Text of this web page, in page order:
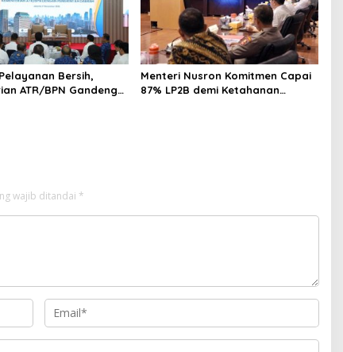
Bersih,
ATR/BPN Gandeng
Menteri Nusron Komitmen Capai
87% LP2B demi Ketahanan
wajib ditandai *